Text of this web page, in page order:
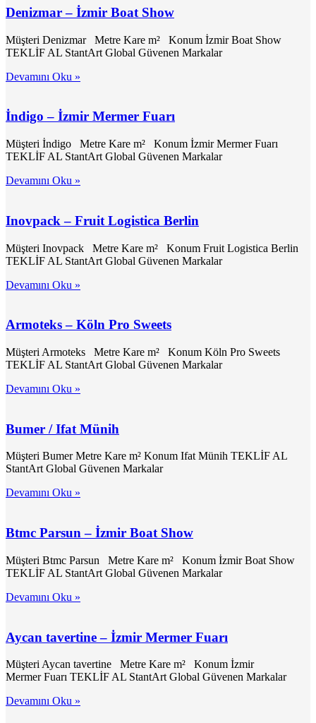
Denizmar – İzmir Boat Show
Müşteri Denizmar Metre Kare m² Konum İzmir Boat Show
TEKLİF AL StantArt Global Güvenen Markalar
Devamını Oku »
İndigo – İzmir Mermer Fuarı
Müşteri İndigo Metre Kare m² Konum İzmir Mermer Fuarı
TEKLİF AL StantArt Global Güvenen Markalar
Devamını Oku »
Inovpack – Fruit Logistica Berlin
Müşteri Inovpack Metre Kare m² Konum Fruit Logistica Berlin
TEKLİF AL StantArt Global Güvenen Markalar
Devamını Oku »
Armoteks – Köln Pro Sweets
Müşteri Armoteks Metre Kare m² Konum Köln Pro Sweets
TEKLİF AL StantArt Global Güvenen Markalar
Devamını Oku »
Bumer / Ifat Münih
Müşteri Bumer Metre Kare m² Konum Ifat Münih TEKLİF AL
StantArt Global Güvenen Markalar
Devamını Oku »
Btmc Parsun – İzmir Boat Show
Müşteri Btmc Parsun Metre Kare m² Konum İzmir Boat Show
TEKLİF AL StantArt Global Güvenen Markalar
Devamını Oku »
Aycan tavertine – İzmir Mermer Fuarı
Müşteri Aycan tavertine Metre Kare m² Konum İzmir
Mermer Fuarı TEKLİF AL StantArt Global Güvenen Markalar
Devamını Oku »